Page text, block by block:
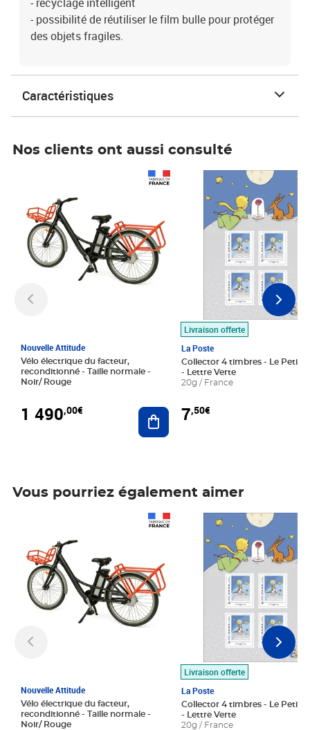
- possibilité de réutiliser le film bulle pour protéger
des objets fragiles.
Caractéristiques
Nos clients ont aussi consulté
Nouvelle Attitude
Vélo électrique du facteur,
reconditionné - Taille normale -
Noir/ Rouge
1 490,00€ Ajouter au panier
Livraison offerte
La Poste
Collector 4 timbres - Le Petit
- Lettre Verte
20g / France
7,50€
Prix 7,50€
Vous pourriez également aimer
Nouvelle Attitude
Vélo électrique du facteur,
reconditionné - Taille normale -
Noir/ Rouge
Livraison offerte
La Poste
Collector 4 timbres - Le Petit
- Lettre Verte
20g / France
Prix 7,50€